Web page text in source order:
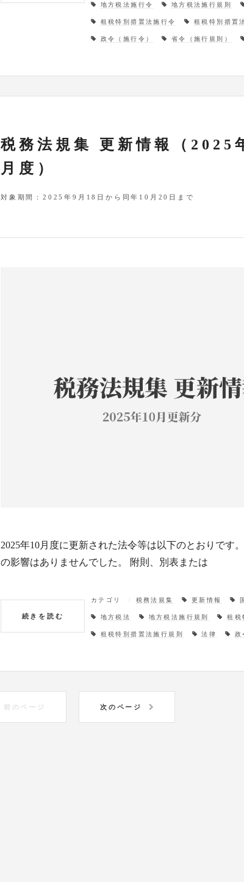
地方税法施行令 地方税法施行規則
租税特別措置法施行令 租税特別措置
政令（施行令） 省令（施行規則）
税務法規集 更新情報（2025
月度）
対象期間：2025年9月18日から同年10月20日まで
2025年10月度に更新された法令等は以下のとおりです
の影響はありませんでした。 附則、別表または
続きを読む
カテゴリ 税務法規集 更新情報
地方税法 地方税法施行規則 租税
租税特別措置法施行規則 法律 政
前のページ 次のページ